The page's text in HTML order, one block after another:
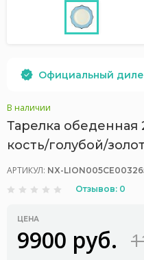
Официальный
В наличии
Тарелка обеденная
кость/голубой/
АРТИКУЛ: NX-
Отзывов: 0
ЦЕНА
9900 руб.